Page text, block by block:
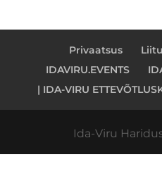
Privaatsus
IDAVIRU.EVENTS
| IDA-VIRU
Ida-Viru